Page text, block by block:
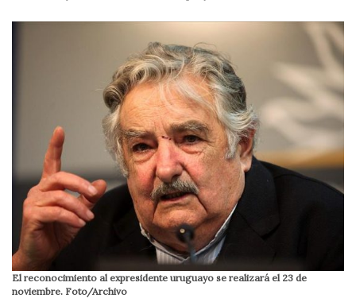
El reconocimiento al expresidente uruguayo se realizará el 23 de
noviembre. Foto/Archivo